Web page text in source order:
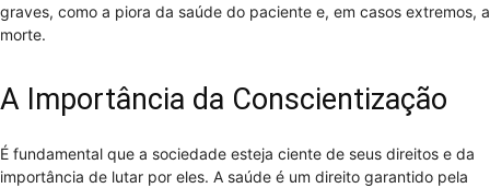
graves, como a piora da saúde do paciente e, em casos extremos, a
morte.
A Importância da Conscientização
É fundamental que a sociedade esteja ciente de seus direitos e da
importância de lutar por eles. A saúde é um direito garantido pela